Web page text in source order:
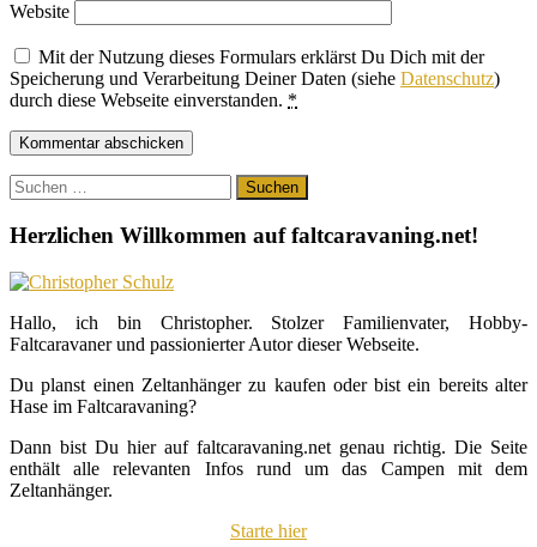
Website
Mit der Nutzung dieses Formulars erklärst Du Dich mit der
Speicherung und Verarbeitung Deiner Daten (siehe Datenschutz)
durch diese Webseite einverstanden. *
Suchen
nach:
Herzlichen Willkommen auf faltcaravaning.net!
Hallo, ich bin Christopher. Stolzer Familienvater, Hobby-
Faltcaravaner und passionierter Autor dieser Webseite.
Du planst einen Zeltanhänger zu kaufen oder bist ein bereits alter
Hase im Faltcaravaning?
Dann bist Du hier auf faltcaravaning.net genau richtig. Die Seite
enthält alle relevanten Infos rund um das Campen mit dem
Zeltanhänger.
Starte hier